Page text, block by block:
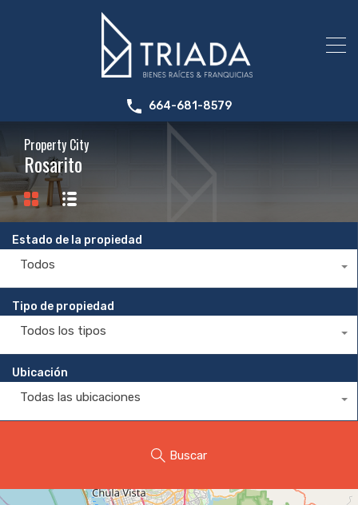
664-681-8579
Property City
Rosarito
Estado de la propiedad
Todos
Tipo de propiedad
Todos los tipos
Ubicación
Todas las ubicaciones
Buscar